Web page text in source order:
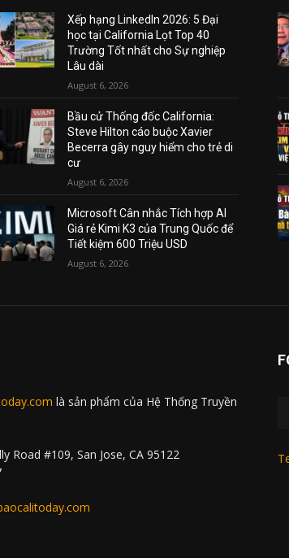
Xếp hạng LinkedIn 2026: 5 Đại
học tại California Lọt Top 40
Trường Tốt nhất cho Sự nghiệp
Lâu dài
August 6, 2026
Bầu cử Thống đốc California:
Steve Hilton cáo buộc Xavier
Becerra gây nguy hiểm cho trẻ di
cư
August 6, 2026
Microsoft Cân nhắc Tích hợp AI
Giá rẻ Kimi K3 của Trung Quốc để
Tiết kiệm 600 Triệu USD
August 6, 2026
là sản phẩm của Hệ Thống Truyền
Road #109, San Jose, CA 95122